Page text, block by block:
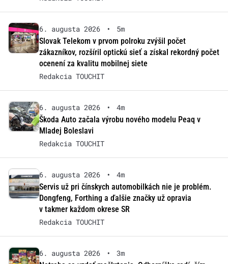
6. augusta 2026 •
5m
Slovak Telekom v prvom polroku zvýšil počet
zákazníkov, rozšíril optickú sieť a získal rekordný počet
ocenení za kvalitu mobilnej siete
Redakcia TOUCHIT
6. augusta 2026 •
4m
Škoda Auto začala výrobu nového modelu Peaq v
Mladej Boleslavi
Redakcia TOUCHIT
6. augusta 2026 •
4m
Servis už pri čínskych automobilkách nie je problém.
Dongfeng, Forthing a ďalšie značky už opravia
v takmer každom okrese SR
Redakcia TOUCHIT
6. augusta 2026 •
3m